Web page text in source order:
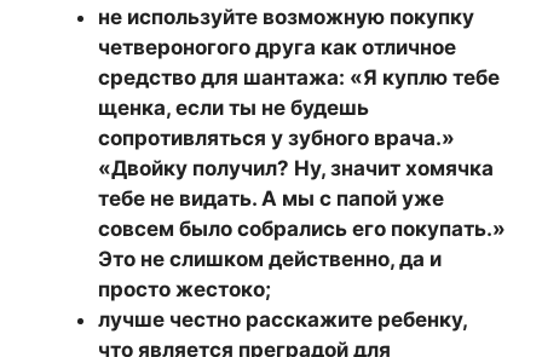
не используйте возможную покупку
четвероногого друга как отличное
средство для шантажа: «Я куплю тебе
щенка, если ты не будешь
сопротивляться у зубного врача.»
«Двойку получил? Ну, значит хомячка
тебе не видать. А мы с папой уже
совсем было собрались его покупать.»
Это не слишком действенно, да и
просто жестоко;
лучше честно расскажите ребенку,
что является преградой для